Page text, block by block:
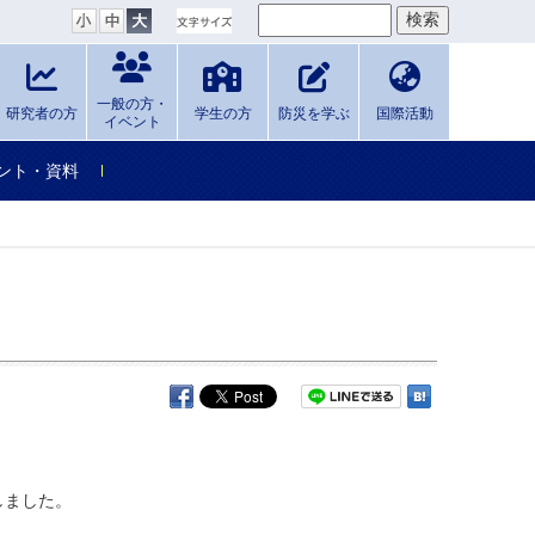
研究者の方
一般の方・
イベント
学生の方 防災を学ぶ 国際活動
ト・資料
した。